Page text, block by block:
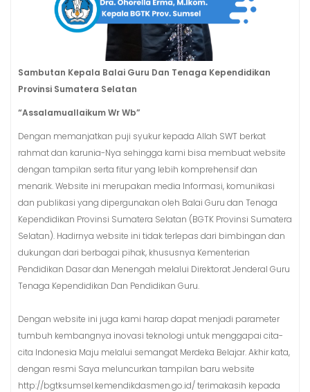
Sambutan Kepala Balai Guru Dan Tenaga Kependidikan
Provinsi Sumatera Selatan
“Assalamuallaikum Wr Wb”
Dengan memanjatkan puji syukur kepada Allah SWT berkat
rahmat dan karunia-Nya sehingga kami bisa membuat website
dengan tampilan serta fitur yang lebih komprehensif dan
menarik. Website ini merupakan media Informasi, komunikasi
dan publikasi yang dipergunakan oleh Balai Guru dan Tenaga
Kependidikan Provinsi Sumatera Selatan (BGTK Provinsi Sumatera
Selatan). Hadirnya website ini tidak terlepas dari bimbingan dan
dukungan dari berbagai pihak, khususnya Kementerian
Pendidikan Dasar dan Menengah melalui Direktorat Jenderal Guru
Tenaga Kependidikan Dan Pendidikan Guru.
Dengan website ini juga kami harap dapat menjadi parameter
tumbuh kembangnya inovasi teknologi untuk menggapai cita-
cita Indonesia Maju melalui semangat Merdeka Belajar. Akhir kata,
dengan resmi Saya meluncurkan tampilan baru website
http://bgtksumsel.kemendikdasmen.go.id/ terimakasih kepada